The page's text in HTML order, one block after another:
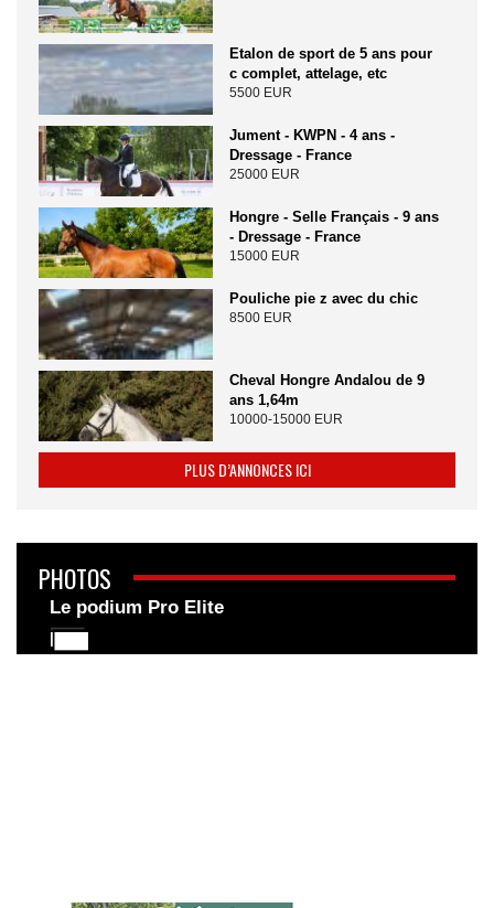
Etalon de sport de 5 ans pour
c complet, attelage, etc
5500 EUR
Jument - KWPN - 4 ans -
Dressage - France
25000 EUR
Hongre - Selle Français - 9 ans
- Dressage - France
15000 EUR
Pouliche pie z avec du chic
8500 EUR
Cheval Hongre Andalou de 9
ans 1,64m
10000-15000 EUR
PLUS D’ANNONCES ICI
PHOTOS
Le podium Pro Elite